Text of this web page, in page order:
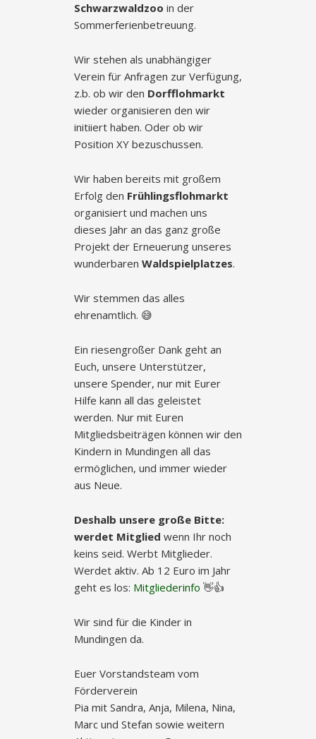
Schwarzwaldzoo in der
Sommerferienbetreuung.
Wir stehen als unabhängiger
Verein für Anfragen zur Verfügung,
z.b. ob wir den Dorfflohmarkt
wieder organisieren den wir
initiiert haben. Oder ob wir
Position XY bezuschussen.
Wir haben bereits mit großem
Erfolg den Frühlingsflohmarkt
organisiert und machen uns
dieses Jahr an das ganz große
Projekt der Erneuerung unseres
wunderbaren Waldspielplatzes.
Wir stemmen das alles
ehrenamtlich. 😅
Ein riesengroßer Dank geht an
Euch, unsere Unterstützer,
unsere Spender, nur mit Eurer
Hilfe kann all das geleistet
werden. Nur mit Euren
Mitgliedsbeiträgen können wir den
Kindern in Mundingen all das
ermöglichen, und immer wieder
aus Neue.
Deshalb unsere große Bitte:
werdet Mitglied wenn Ihr noch
keins seid. Werbt Mitglieder.
Werdet aktiv. Ab 12 Euro im Jahr
geht es los: Mitgliederinfo 👋👍
Wir sind für die Kinder in
Mundingen da.
Euer Vorstandsteam vom
Förderverein
Pia mit Sandra, Anja, Milena, Nina,
Marc und Stefan sowie weitern